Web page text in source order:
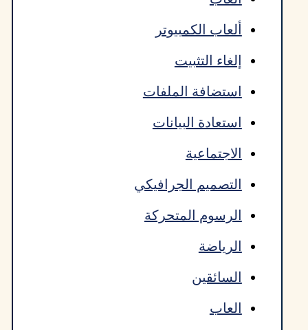
ألعاب الكمبيوتر
إلغاء التثبيت
استضافة الملفات
استعادة البيانات
الاجتماعية
التصميم الجرافيكي
الرسوم المتحركة
السائقين